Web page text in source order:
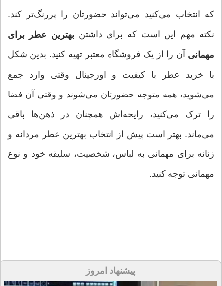
که انتخاب می‌کنید می‌تواند حضورتان را پررنگ‌تر کند.
نکته مهم این است که برای داشتنبهترین عطر برای
مهمانی آن را از یک فروشگاه معتبر تهیه کنید. بدین شکل
با خرید عطر با کیفیت و اورجینال وقتی وارد جمع
می‌شوید، همه متوجه حضورتان می‌شوند و وقتی آن فضا
را ترک می‌کنید، رایحه‌اش همچنان در ذهن‌ها باقی
می‌ماند. بهتر است پیش از انتخاب بهترین عطر مردانه و
زنانه برای مهمانی به لباس، شخصیت، سلیقه خود و نوع
مهمانی توجه کنید.
پیشنهاد امروز